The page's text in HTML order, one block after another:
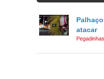
atacar
Pegadinhas